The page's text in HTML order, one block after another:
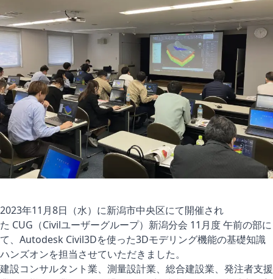
2023年11月8日（水）に新潟市中央区にて開催され
た CUG（Civilユーザーグループ） 新潟分会 11月度 午前の部に
て、 Autodesk Civil3Dを使った3Dモデリング機能の基礎知識
ハンズオンを担当させていただきました。
建設コンサルタント業、測量設計業、総合建設業、発注者支援